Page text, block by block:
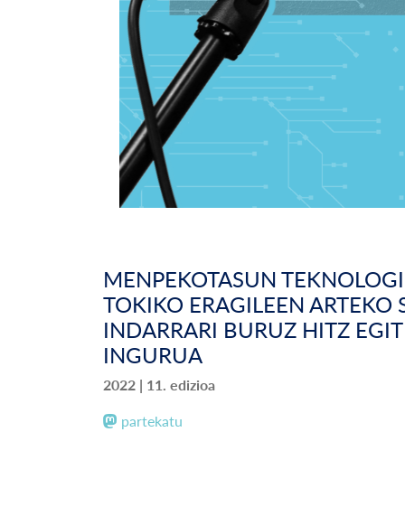
MENPEKOTASUN
TOKIKO ERAGILEEN ARTEKO
INDARRARI BURUZ HITZ
INGURUA
2022 | 11. edizioa
partekatu